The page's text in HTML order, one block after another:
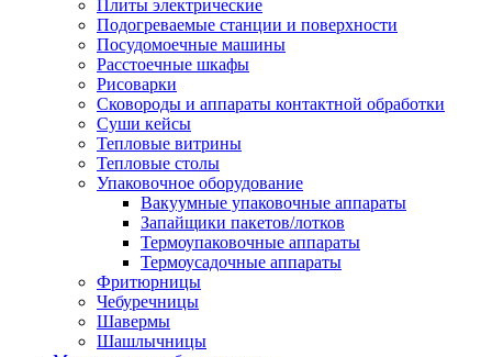
Плиты электрические
Подогреваемые станции и поверхности
Посудомоечные машины
Расстоечные шкафы
Рисоварки
Сковороды и аппараты контактной обработки
Суши кейсы
Тепловые витрины
Тепловые столы
Упаковочное оборудование
Вакуумные упаковочные аппараты
Запайщики пакетов/лотков
Термоупаковочные аппараты
Термоусадочные аппараты
Фритюрницы
Чебуречницы
Шавермы
Шашлычницы